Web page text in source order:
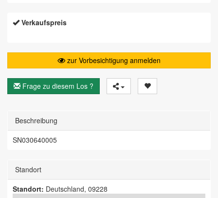
Verkaufspreis
zur Vorbesichtigung anmelden
Frage zu diesem Los ?
Beschreibung
SN030640005
Standort
Standort: Deutschland, 09228